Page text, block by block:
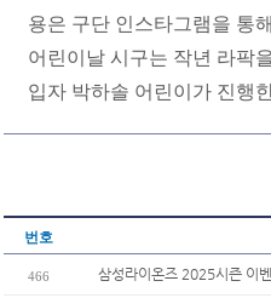
용은 구단 인스타그램을 통
어린이날 시구는 작년 라팍
입자 박하솔 어린이가 진행
번호
466 삼성라이온즈 2025시즌 이